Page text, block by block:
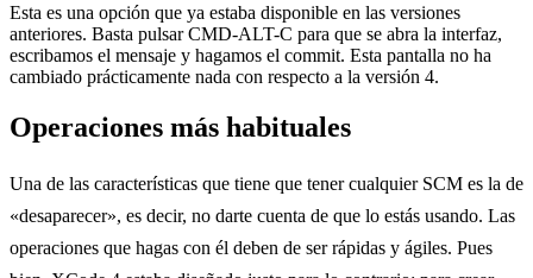
Esta es una opción que ya estaba disponible en las versiones
anteriores. Basta pulsar CMD-ALT-C para que se abra la interfaz,
escribamos el mensaje y hagamos el commit. Esta pantalla no ha
cambiado prácticamente nada con respecto a la versión 4.
Operaciones más habituales
Una de las características que tiene que tener cualquier SCM es la de
«desaparecer», es decir, no darte cuenta de que lo estás usando. Las
operaciones que hagas con él deben de ser rápidas y ágiles. Pues